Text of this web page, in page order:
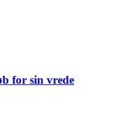
for sin vrede